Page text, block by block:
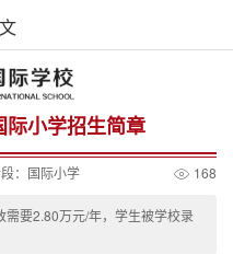
际小学招生简章
： 国际小学 168
要2.80万元/年，学生被学校录